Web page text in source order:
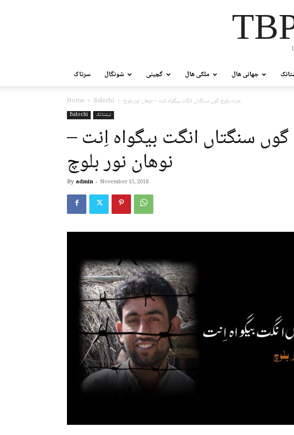
سرتاک شونگال گچینی ملکی ھال جھانی ھال
Home Balochi عزت بلوچ گوں سنگتاں انگت بیگواہ اِنت – نوھان نور بلوچ
Balochi نبشتانک
سنگتاں انگت بیگواہ اِنت –
نوھان نور بلوچ
By admin - November 15, 2018